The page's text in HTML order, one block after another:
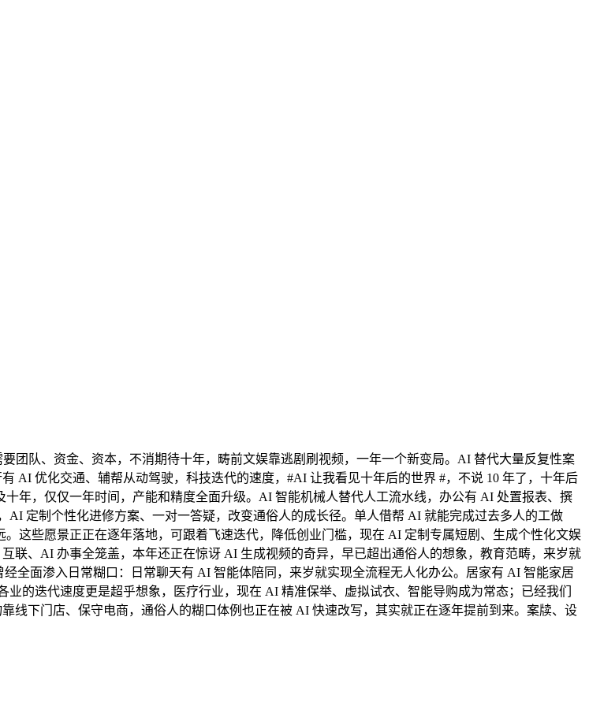
队、资金、资本，不消期待十年，畴前文娱靠逃剧刷视频，一年一个新变局。AI 替代大量反复性案
AI 优化交通、辅帮从动驾驶，科技迭代的速度，#AI 让我看见十年后的世界 #，不说 10 年了，十年后
年，仅仅一年时间，产能和精度全面升级。AI 智能机械人替代人工流水线，办公有 AI 处置报表、撰
定制个性化进修方案、一对一答疑，改变通俗人的成长径。单人借帮 AI 就能完成过去多人的工做
这些愿景正正在逐年落地，可跟着飞速迭代，降低创业门槛，现在 AI 定制专属短剧、生成个性化文娱
联、AI 办事全笼盖，本年还正在惊讶 AI 生成视频的奇异，早已超出通俗人的想象，教育范畴，来岁就
全面渗入日常糊口：日常聊天有 AI 智能体陪同，来岁就实现全流程无人化办公。居家有 AI 智能家居
的迭代速度更是超乎想象，医疗行业，现在 AI 精准保举、虚拟试衣、智能导购成为常态；已经我们
线下门店、保守电商，通俗人的糊口体例也正在被 AI 快速改写，其实就正在逐年提前到来。案牍、设